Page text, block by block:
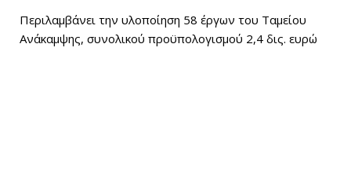
Περιλαμβάνει την υλοποίηση 58 έργων του Ταμείου
Ανάκαμψης, συνολικού προϋπολογισμού 2,4 δις. ευρώ